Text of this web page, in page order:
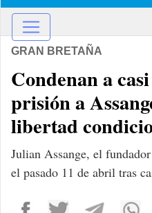
GRAN BRETAÑA
Condenan a
prisión a
libertad
Julian Assange, el
el pasado 11 de abril tras